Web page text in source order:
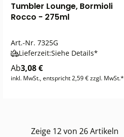
Tumbler Lounge, Bormioli
Rocco - 275ml
Art.-Nr. 7325G
Lieferzeit:Siehe Details*
Ab3,08 €
inkl. MwSt., entspricht 2,59 € zzgl. MwSt.*
Zeige 12von 26Artikeln